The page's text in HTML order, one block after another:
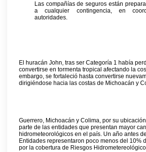
Las compañías de seguros están
a cualquier contingencia, en
autoridades.
El huracán John, tras ser Categoría 1 había
convertirse en tormenta tropical afectando la
embargo, se fortaleció hasta convertirse
dirigiéndose hacia las costas de Michoacán y
Guerrero, Michoacán y Colima, por su
parte de las entidades que presentan mayor
hidrometeorológicos en el país. Un año antes
Entidades representaron poco menos del 10%
por la cobertura de Riesgos